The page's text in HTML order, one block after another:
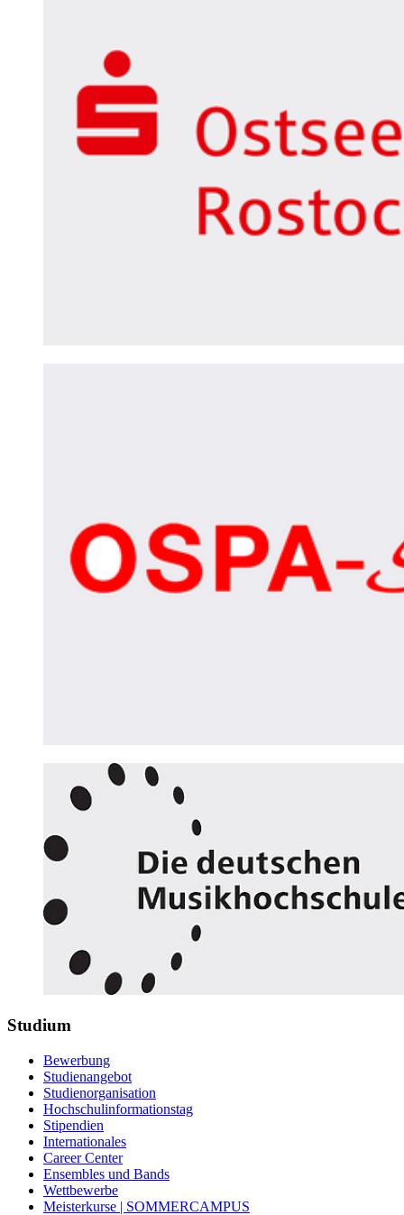
Studium
Bewerbung
Studienangebot
Studienorganisation
Hochschulinformationstag
Stipendien
Internationales
Career Center
Ensembles und Bands
Wettbewerbe
Meisterkurse | SOMMERCAMPUS